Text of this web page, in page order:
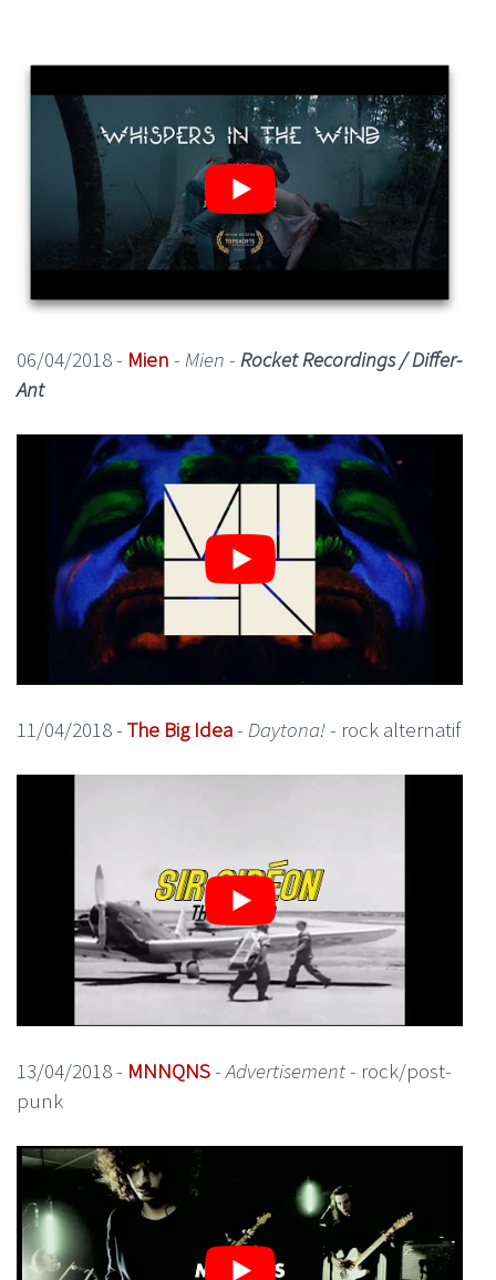
06/04/2018 - Mien - Mien - Rocket Recordings / Differ-
Ant
11/04/2018 - The Big Idea- Daytona!- rock alternatif
13/04/2018 - MNNQNS- Advertisement- rock/post-
punk